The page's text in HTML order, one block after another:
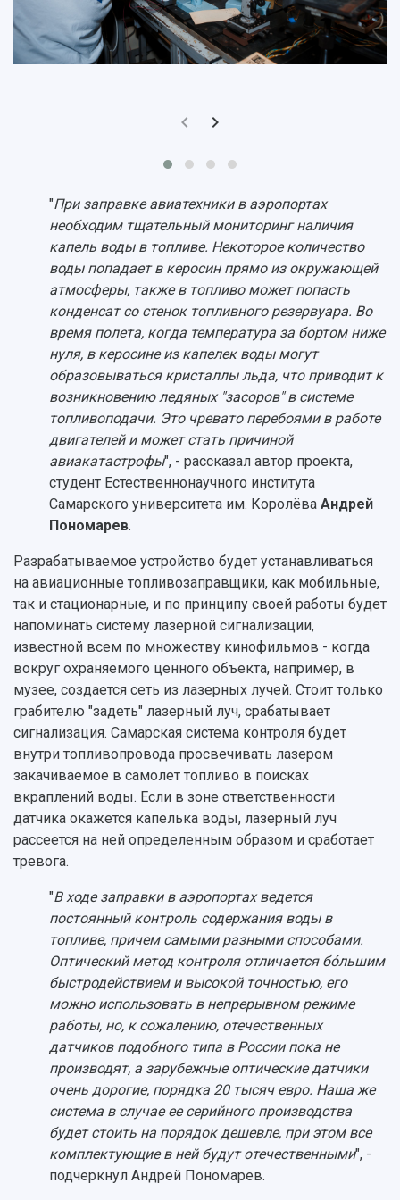
Фирменный стиль
Учебный аэродром
Центр истории авиационных двигателей
Ботанический сад
Умный дом бабочек
Международный межвузовский кампус
Сведения об образовательной организации
Официальные документы
Библиотека
Видеолекции
Конкурсы научных проектов и грантов
Областной конкурс "Молодой учёный"
Отчеты о научно-исследовательской
деятельности
"При заправке авиатехники в аэропортах
необходим тщательный мониторинг наличия
капель воды в топливе. Некоторое количество
воды попадает в керосин прямо из окружающей
атмосферы, также в топливо может попасть
конденсат со стенок топливного резервуара. Во
время полета, когда температура за бортом ниже
нуля, в керосине из капелек воды могут
образовываться кристаллы льда, что приводит к
возникновению ледяных "засоров" в системе
топливоподачи. Это чревато перебоями в работе
двигателей и может стать причиной
авиакатастрофы", - рассказал автор проекта,
студент Естественнонаучного института
Самарского университета им. Королёва Андрей
Пономарев.
Разрабатываемое устройство будет устанавливаться
на авиационные топливозаправщики, как мобильные,
так и стационарные, и по принципу своей работы будет
напоминать систему лазерной сигнализации,
известной всем по множеству кинофильмов - когда
вокруг охраняемого ценного объекта, например, в
музее, создается сеть из лазерных лучей. Стоит только
грабителю "задеть" лазерный луч, срабатывает
сигнализация. Самарская система контроля будет
внутри топливопровода просвечивать лазером
закачиваемое в самолет топливо в поисках
вкраплений воды. Если в зоне ответственности
датчика окажется капелька воды, лазерный луч
рассеется на ней определенным образом и сработает
тревога.
"В ходе заправки в аэропортах ведется
постоянный контроль содержания воды в
топливе, причем самыми разными способами.
Оптический метод контроля отличается бóльшим
быстродействием и высокой точностью, его
можно использовать в непрерывном режиме
работы, но, к сожалению, отечественных
датчиков подобного типа в России пока не
производят, а зарубежные оптические датчики
очень дорогие, порядка 20 тысяч евро. Наша же
система в случае ее серийного производства
будет стоить на порядок дешевле, при этом все
комплектующие в ней будут отечественными", -
подчеркнул Андрей Пономарев.